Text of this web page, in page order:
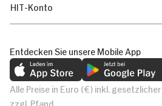
HIT-Konto
Entdecken Sie unsere Mobile App
Alle Preise in Euro (€) inkl.
zzgl. Pfand.